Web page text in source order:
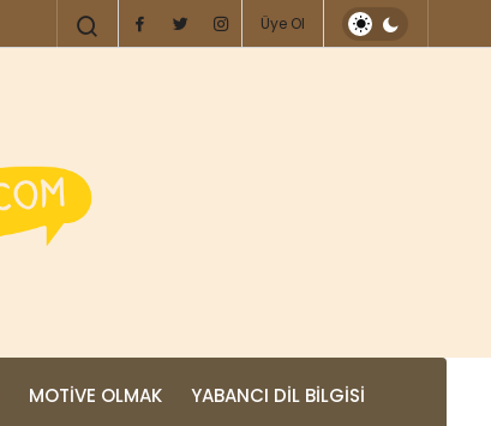
Üye Ol
MOTIVE OLMAK YABANCI DIL BILGISI